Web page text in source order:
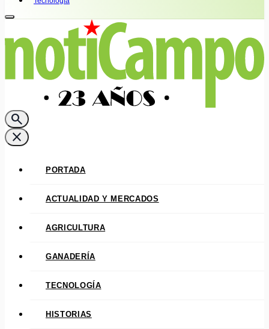
search
close
PORTADA
ACTUALIDAD Y MERCADOS
AGRICULTURA
GANADERÍA
TECNOLOGÍA
HISTORIAS